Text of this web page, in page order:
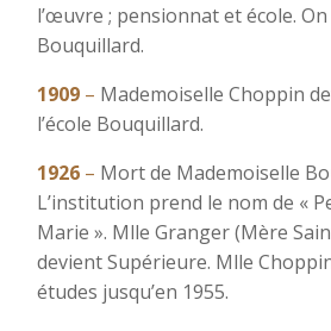
l’œuvre ; pensionnat et école. On
Bouquillard.
1909 – Mademoiselle Choppin
l’école Bouquillard.
1926 – Mort de Mademoiselle
L’institution prend le nom de «
Marie ». Mlle Granger (Mère
devient Supérieure. Mlle
études jusqu’en 1955.